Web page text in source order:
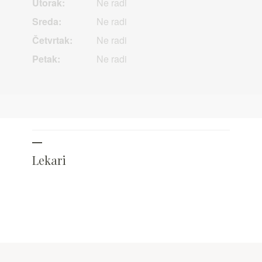
Sreda:
Ne radi
Četvrtak:
Ne radi
Petak:
Ne radi
Lekari